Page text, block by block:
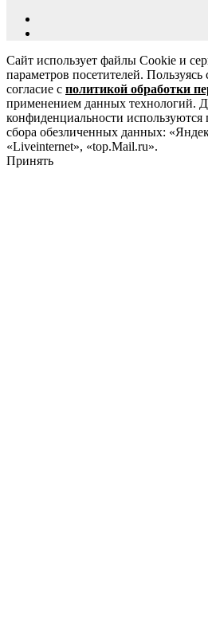
Сайт использует файлы Cookie и
параметров посетителей.
согласие с политикой обработки
применением данных технологий.
конфиденциальности используются
сбора обезличенных данных:
«Liveinternet», «top.Mail.ru».
Принять